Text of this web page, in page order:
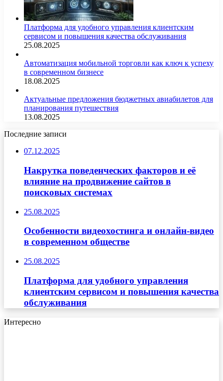
Платформа для удобного управления клиентским
сервисом и повышения качества обслуживания
25.08.2025
Автоматизация мобильной торговли как ключ к успеху
в современном бизнесе
18.08.2025
Актуальные предложения бюджетных авиабилетов для
планирования путешествия
13.08.2025
Последние записи
07.12.2025
Накрутка поведенческих факторов и её
влияние на продвижение сайтов в
поисковых системах
25.08.2025
Особенности видеохостинга и онлайн-видео
в современном обществе
25.08.2025
Платформа для удобного управления
клиентским сервисом и повышения качества
обслуживания
Интересно